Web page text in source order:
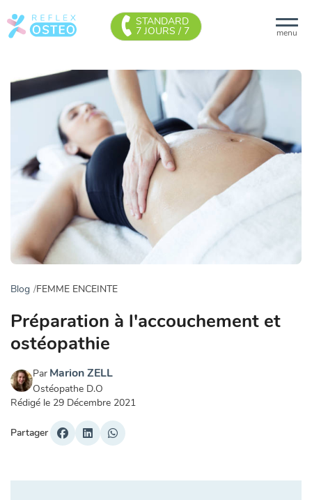
menu
STANDARD
7 JOURS / 7
Blog FEMME ENCEINTE
Préparation à l'accouchement et
ostéopathie
Par Marion ZELL
Ostéopathe D.O
Rédigé le 29 Décembre 2021
Partager